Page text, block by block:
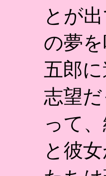
とが
の夢
五郎
志望
って
と彼